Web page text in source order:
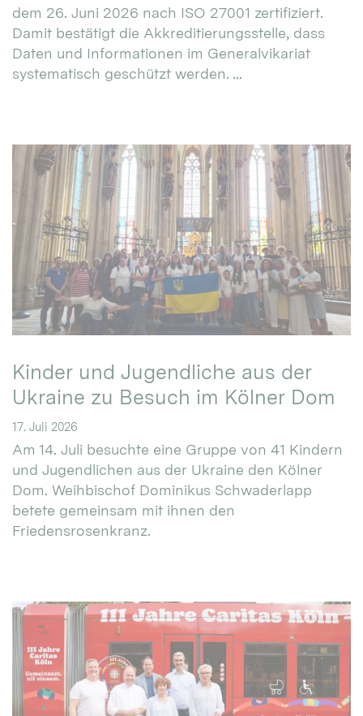
dem 26. Juni 2026 nach ISO 27001 zertifiziert.
Damit bestätigt die Akkreditierungsstelle, dass
Daten und Informationen im Generalvikariat
systematisch geschützt werden. ...
Kinder und Jugendliche aus der
Ukraine zu Besuch im Kölner Dom
17. Juli 2026
Am 14. Juli besuchte eine Gruppe von 41 Kindern
und Jugendlichen aus der Ukraine den Kölner
Dom. Weihbischof Dominikus Schwaderlapp
betete gemeinsam mit ihnen den
Friedensrosenkranz.